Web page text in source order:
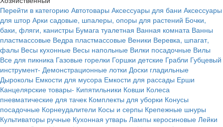
Перейти в категорию Автотовары Аксессуары для бани Аксессуары
для штор Арки садовые, шпалеры, опоры для растений Бочки,
баки, фляги, канистры Бумага туалетная Ванная комната Ванны
пластмассовые Ведра пластмассовые Веники Веревка, шпагат,
фалы Весы кухонные Весы напольные Вилки посадочные Вилы
Все для пикника Газовые горелки Горшки детские Грабли Губцевый
инструмент- Демонстрационные лотки Доски гладильные
Дыроколы Емкости для мусора Емкости для рассады Ерши
Канцелярские товары- Кипятильники Ковши Колеса
пневматические для тачек Комплекты для уборки Конусы
посадочные Корнеудалители Косы и серпы Крепежные шнуры
Культиваторы ручные Кухонная утварь Лампы керосиновые Лейки